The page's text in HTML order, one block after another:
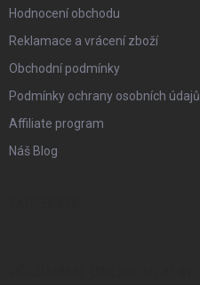
Hodnocení obchodu
Reklamace a vrácení zboží
Obchodní podmínky
Podmínky ochrany osobních údajů
Affiliate program
Náš Blog